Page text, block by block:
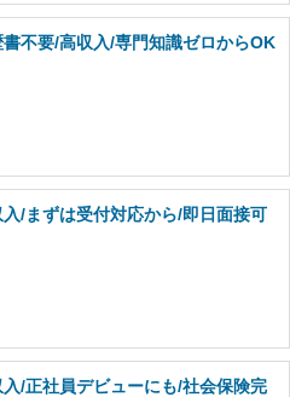
不要/高収入/専門知識ゼロからOK
/まずは受付対応から/即日面接可
/正社員デビューにも/社会保険完